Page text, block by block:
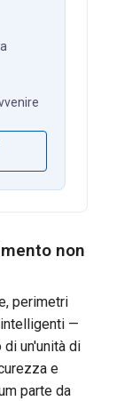
non
perimetri
—
un'unità di
e
parte da